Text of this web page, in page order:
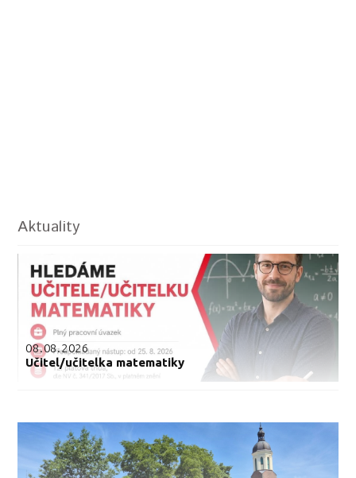
Aktuality
08.08.2026
Učitel/učitelka matematiky